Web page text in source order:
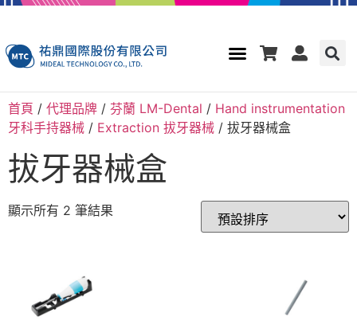
首頁 / 代理品牌 / 芬蘭 LM-Dental / Hand instrumentation
牙科手持器械 / Extraction 拔牙器械 / 拔牙器械盒
拔牙器械盒
顯示所有 2 筆結果